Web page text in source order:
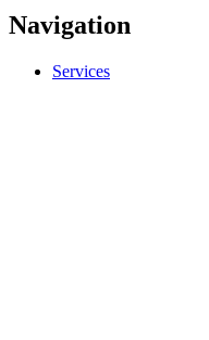
Navigation
Services